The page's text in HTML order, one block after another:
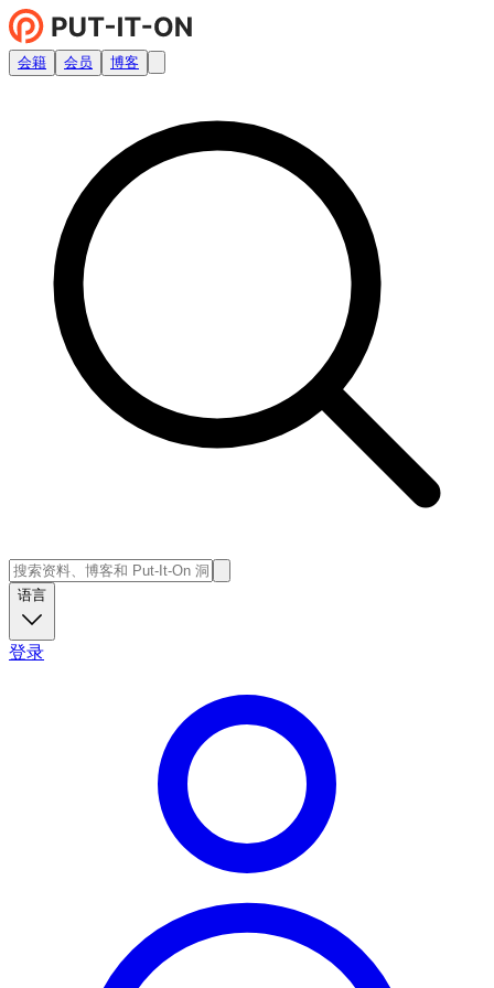
会籍 会员 博客
语言
登录